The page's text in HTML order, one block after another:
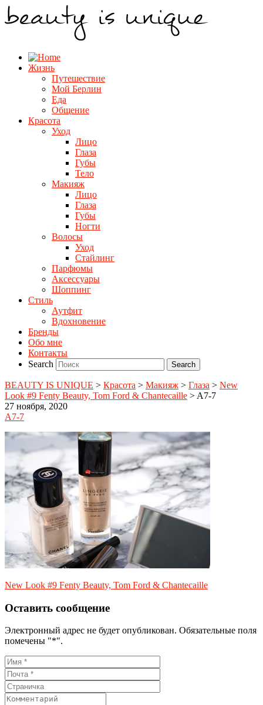
Жизнь
Путешествие
Мой Берлин
Еда
Общение
Красота
Уход
Лицо
Глаза
Губы
Тело
Макияж
Лицо
Глаза
Губы
Ногти
Волосы
Уход
Стайлинг
Парфюмы
Аксессуары
Шоппинг
Стиль
Аутфит
Вдохновение
Бренды
Обо мне
Контакты
Search
BEAUTY IS UNIQUE > Красота > Макияж > Глаза > New
Look #9 Fenty Beauty, Tom Ford & Chantecaille > A7-7
27 ноября, 2020
A7-7
New Look #9 Fenty Beauty, Tom Ford & Chantecaille
Оставить сообщение
Электронный адрес не будет опубликован. Обязательные поля
помечены "*".